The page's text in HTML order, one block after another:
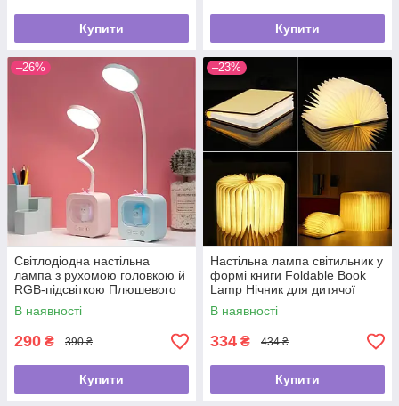
Купити Купити
–26%
Світлодіодна настільна
лампа з рухомою головкою й
RGB-підсвіткою Плюшевого
Ведмедика DIGAD 1943
В наявності
290 ₴ 390 ₴
Купити
–23%
Настільна лампа світильник у
формі книги Foldable Book
Lamp Нічник для дитячої
кімнати 7259
В наявності
334 ₴ 434 ₴
Купити